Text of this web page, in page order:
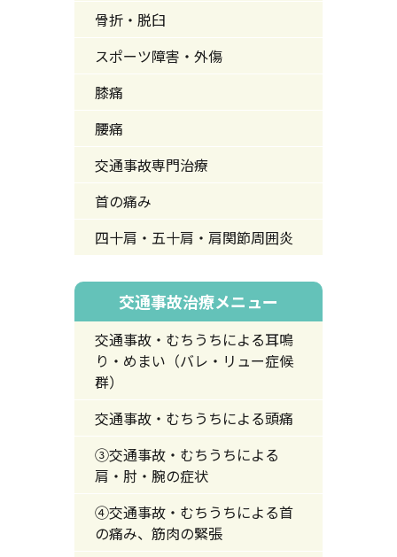
骨折・脱臼
スポーツ障害・外傷
膝痛
腰痛
交通事故専門治療
首の痛み
四十肩・五十肩・肩関節周囲炎
交通事故治療メニュー
交通事故・むちうちによる耳鳴
り・めまい（バレ・リュー症候
群）
交通事故・むちうちによる頭痛
③交通事故・むちうちによる
肩・肘・腕の症状
④交通事故・むちうちによる首
の痛み、筋肉の緊張